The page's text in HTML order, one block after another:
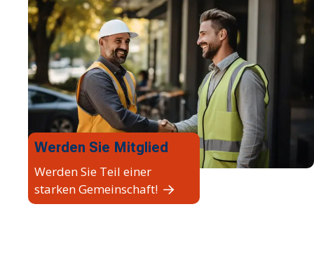
Werden Sie Mitglied
Werden Sie Teil einer
starken Gemeinschaft!